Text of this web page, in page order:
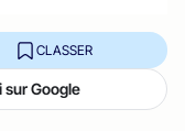
CLASSER
Google